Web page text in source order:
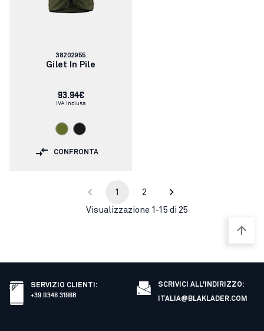
Codice
articolo:
38202955
Gilet In Pile
93.94€
IVA inclusa
CONFRONTA
1 2
Visualizzazione 1-15 di 25
SERVIZIO CLIENTI :
+39 0346 31968
SCRIVICI ALL'INDIRIZZO:
ITALIA@BLAKLADER.COM